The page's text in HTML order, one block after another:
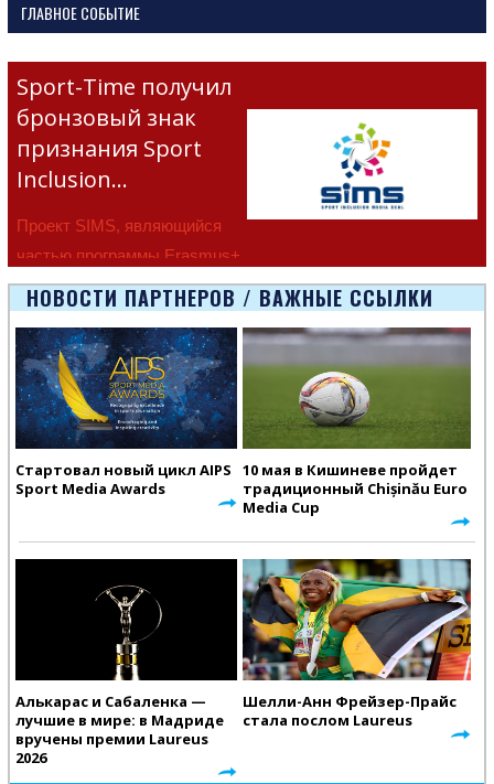
ГЛАВНОЕ СОБЫТИЕ
Sport-Time получил
бронзовый знак
признания Sport
Inclusion…
Проект SIMS, являющийся
частью программы Erasmus+
Европейско
НОВОСТИ ПАРТНЕРОВ / ВАЖНЫЕ ССЫЛКИ
Стартовал новый цикл AIPS
Sport Media Awards
10 мая в Кишиневе пройдет
традиционный Chișinău Euro
Media Cup
Алькарас и Сабаленка —
лучшие в мире: в Мадриде
вручены премии Laureus
2026
Шелли-Анн Фрейзер-Прайс
стала послом Laureus